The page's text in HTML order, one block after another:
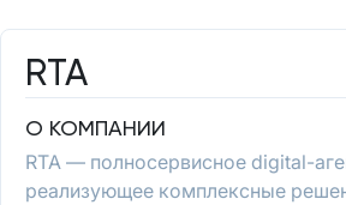
RTA
О КОМПАНИИ
RTA — полносервисное digital-
реализующее комплексные